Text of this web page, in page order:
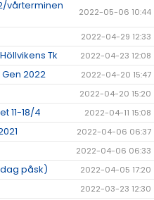
vårterminen
2022-05-06 10:44
2022-04-29 12:33
Tk 2022-04-23 12:08
2022 2022-04-20 15:47
2022-04-20 15:20
11-18/4 2022-04-11 15:08
2022-04-06 06:37
2022-04-06 06:33
påsk) 2022-04-05 17:20
2022-03-23 12:30